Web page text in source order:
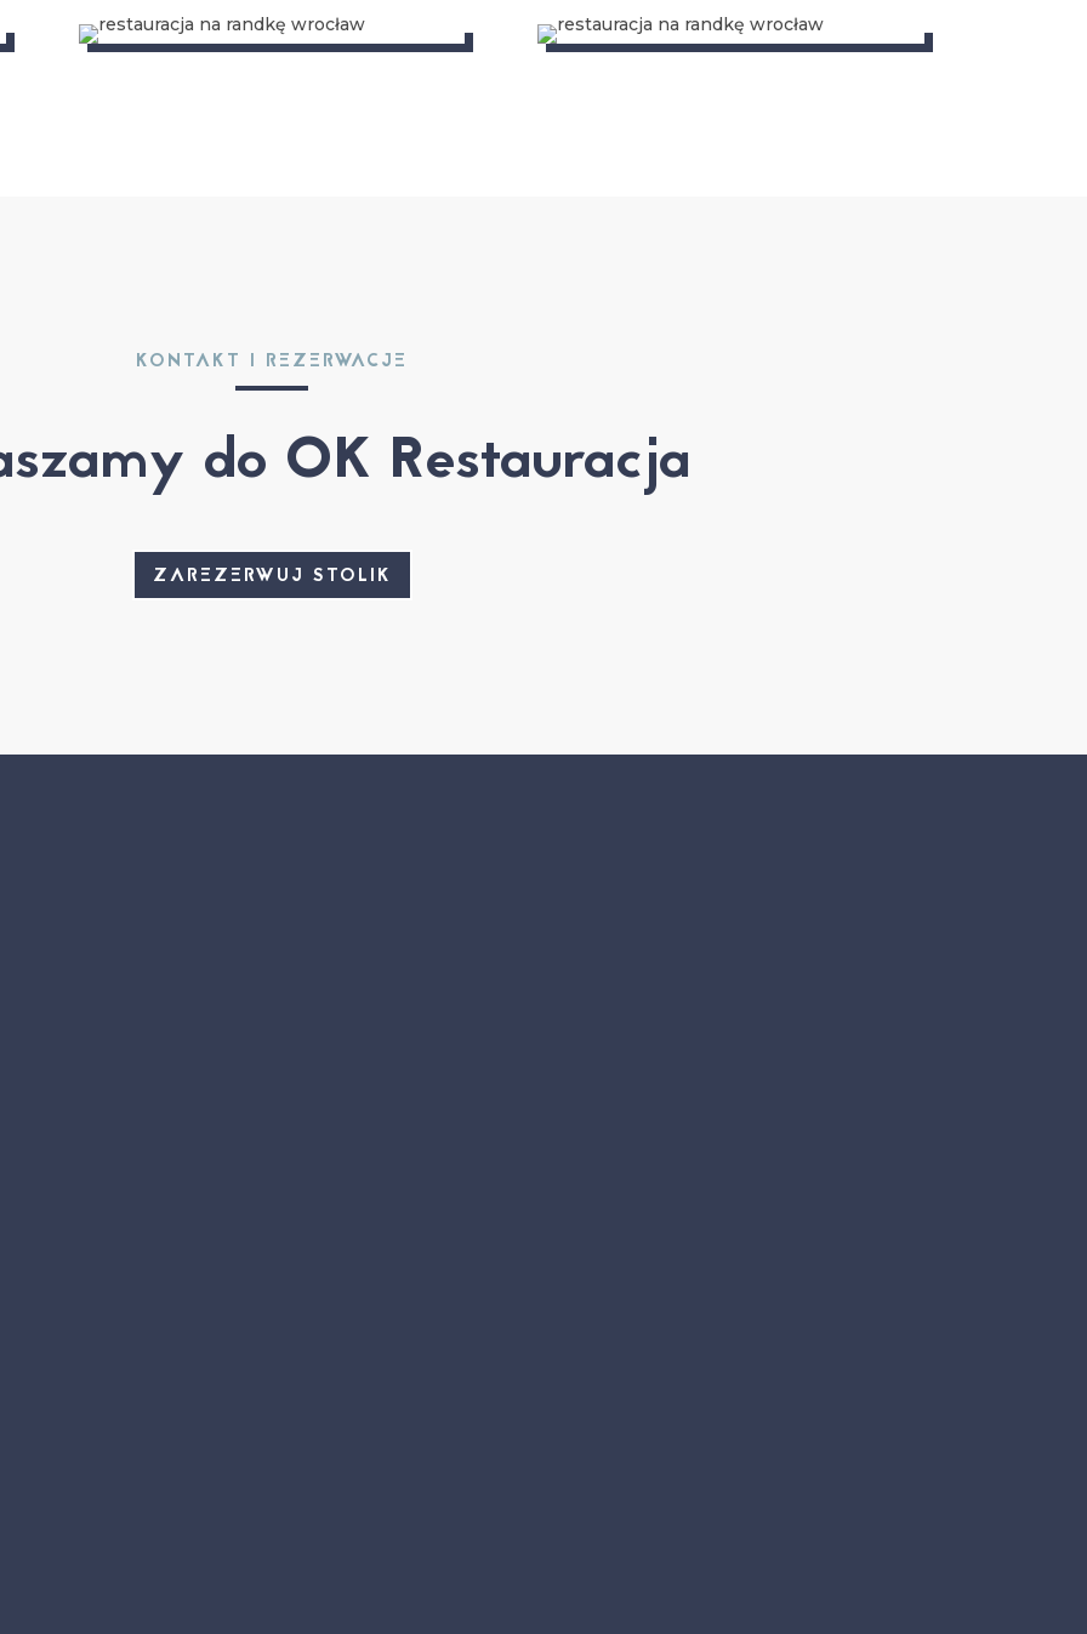
KONTAKT I REZERWACJE
do OK Restauracja
ZAREZERWUJ STOLIK